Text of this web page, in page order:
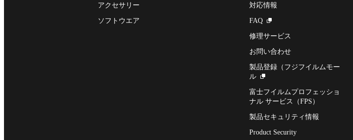
アクセサリー
ソフトウエア
対応情報
FAQ
修理サービス
お問い合わせ
製品登録（フジフイルムモー
ル
富士フイルムプロフェッショ
ナル サービス（FPS）
製品セキュリティ情報
Product Security